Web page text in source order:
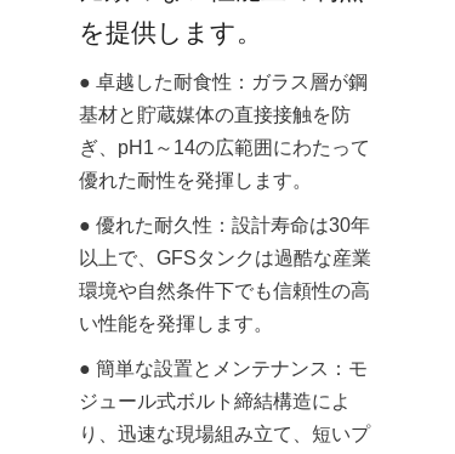
を提供します。
● 卓越した耐食性：ガラス層が鋼
基材と貯蔵媒体の直接接触を防
ぎ、pH1～14の広範囲にわたって
優れた耐性を発揮します。
● 優れた耐久性：設計寿命は30年
以上で、GFSタンクは過酷な産業
環境や自然条件下でも信頼性の高
い性能を発揮します。
● 簡単な設置とメンテナンス：モ
ジュール式ボルト締結構造によ
り、迅速な現場組み立て、短いプ